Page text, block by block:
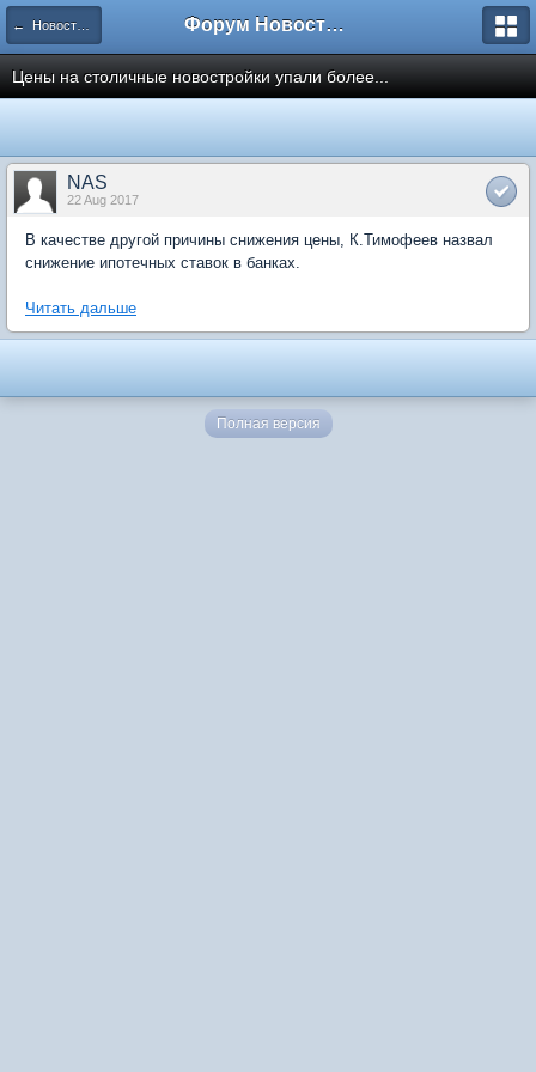
← Новости рынка недвижимости Форум Новостройки
Цены на столичные новостройки упали более...
NAS
22 Aug 2017
В качестве другой причины снижения цены, К.Тимофеев назвал
снижение ипотечных ставок в банках.
Читать дальше
Полная версия